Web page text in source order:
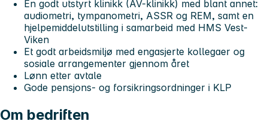
En godt utstyrt klinikk (AV-klinikk) med blant annet:
audiometri, tympanometri, ASSR og REM, samt en
hjelpemiddelutstilling i samarbeid med HMS Vest-
Viken
Et godt arbeidsmiljø med engasjerte kollegaer og
sosiale arrangementer gjennom året
Lønn etter avtale
Gode pensjons- og forsikringsordninger i KLP
Om bedriften